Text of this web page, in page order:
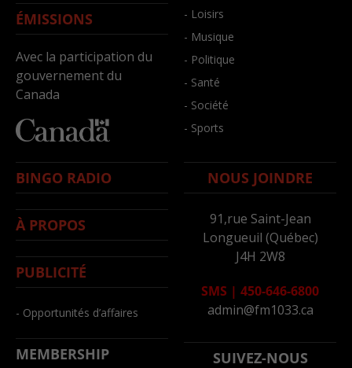
ÉMISSIONS
Avec la participation du
gouvernement du
Canada
- Loisirs
- Musique
- Politique
- Santé
- Société
- Sports
BINGO RADIO
À PROPOS
PUBLICITÉ
- Opportunités d’affaires
MEMBERSHIP
NOUS JOINDRE
91,rue Saint-Jean
Longueuil (Québec)
J4H 2W8
SMS | 450-646-6800
admin@fm1033.ca
SUIVEZ-NOUS